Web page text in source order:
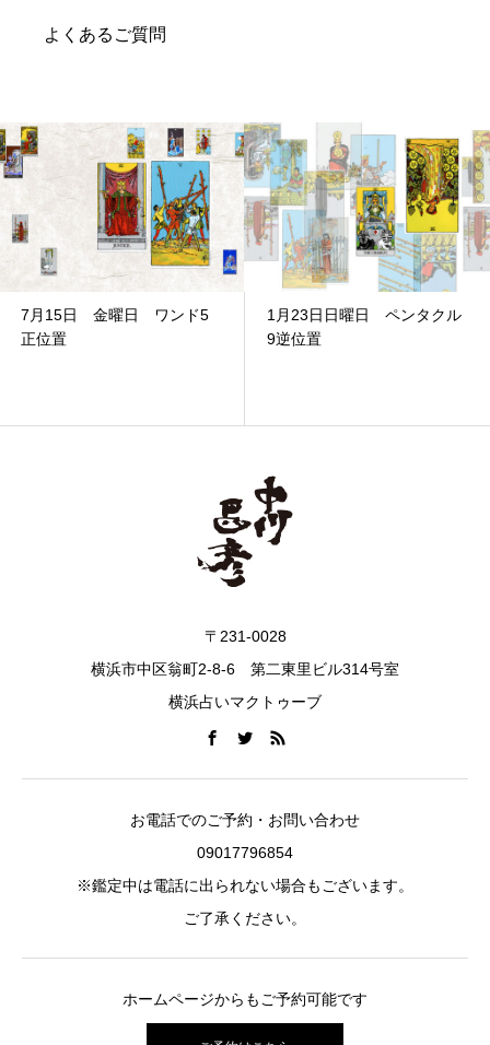
よくあるご質問
7月15日 金曜日 ワンド5
正位置
1月23日日曜日 ペンタクル
9逆位置
〒231-0028
横浜市中区翁町2-8-6 第二東里ビル314号室
横浜占いマクトゥーブ
お電話でのご予約・お問い合わせ
09017796854
※鑑定中は電話に出られない場合もございます。
ご了承ください。
ホームページからもご予約可能です